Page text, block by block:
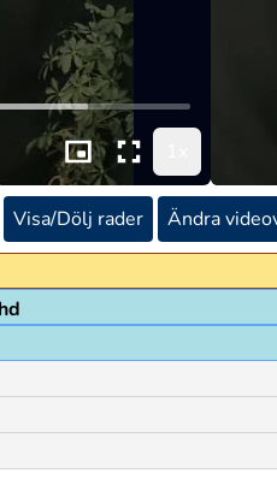
Visa/Dölj rader
Ändra